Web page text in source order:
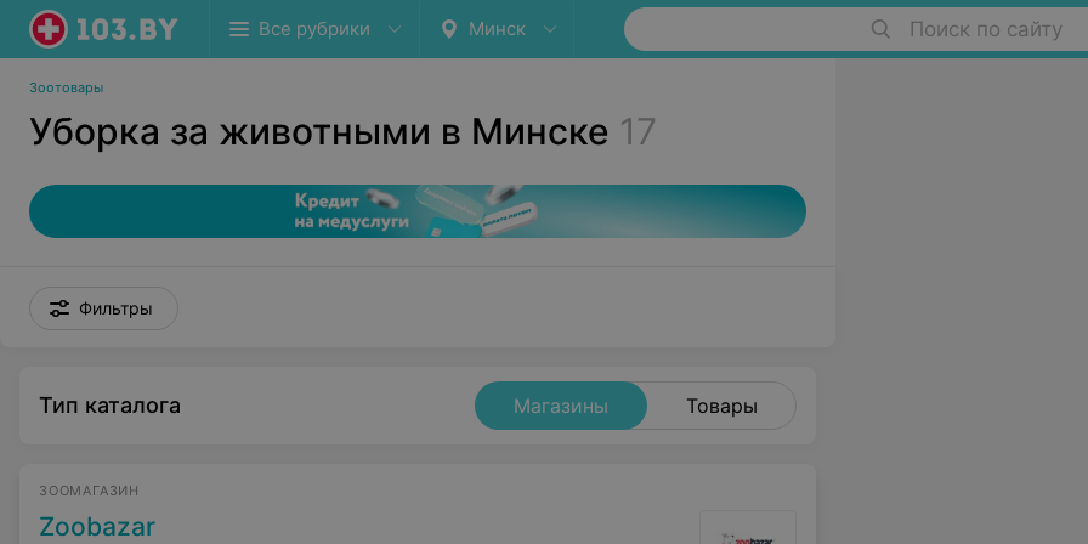
Все рубрики Минск Поиск по сайту
Зоотовары
Уборка за животными в Минске 17
Фильтры
Тип каталога Магазины Товары
ЗООМАГАЗИН
Zoobazar